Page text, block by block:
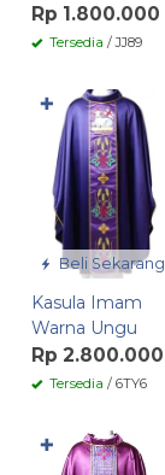
Rp 1.800.000
Tersedia / JJ89
Beli Sekarang
Kasula Imam
Warna Ungu
Rp 2.800.000
Tersedia / 6TY6
✚
✚